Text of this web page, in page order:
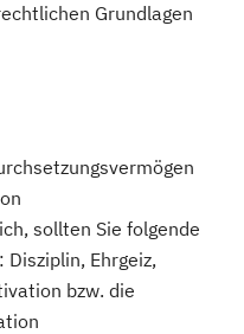
Grundlagen
sollten Sie folgende
Ehrgeiz,
bzw. die